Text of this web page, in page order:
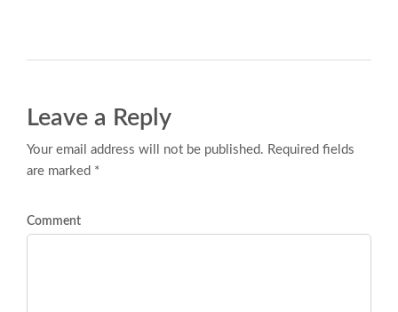
Leave a Reply
Your email address will not be published. Required fields
are marked *
Comment